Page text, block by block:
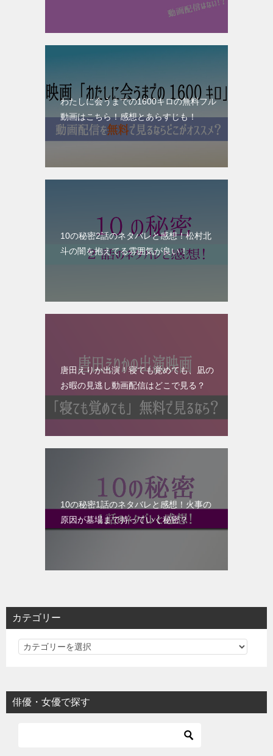
わたしに会うまでの1600キロの無料フル
動画はこちら！感想とあらすじも！
10の秘密2話のネタバレと感想！松村北
斗の闇を抱えてる雰囲気が良い！
唐田えりか出演！寝ても覚めても、凪の
お暇の見逃し動画配信はどこで見る？
10の秘密1話のネタバレと感想！火事の
原因が墓場まで持っていく秘密？
カテゴリー
カ
リ
ー
俳優・女優で探す